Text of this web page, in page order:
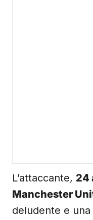
L’attaccante, 24
Manchester
deludente e